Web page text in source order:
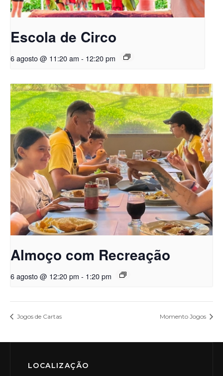
Escola de Circo
6 agosto @ 11:20 am - 12:20 pm
Almoço com Recreação
6 agosto @ 12:20 pm - 1:20 pm
Jogos de Cartas Momento Jogos
LOCALIZAÇÃO